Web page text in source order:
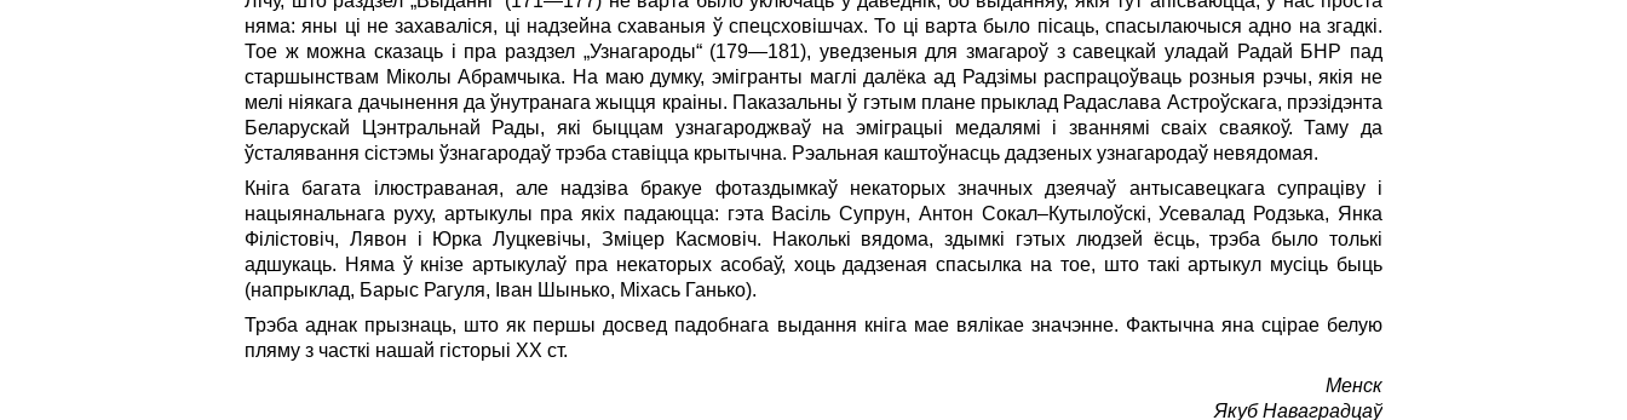
няма: яны ці не захаваліся, ці надзейна схаваныя ў спецсховішчах. То ці варта было пісаць, спасылаючыся адно на згадкі.
Тое ж можна сказаць і пра раздзел „Узнагароды“ (179—181), уведзеныя для змагароў з савецкай уладай Радай БНР пад
старшынствам Міколы Абрамчыка. На маю думку, эмігранты маглі далёка ад Радзімы распрацоўваць розныя рэчы, якія не
мелі ніякага дачынення да ўнутранага жыцця краіны. Паказальны ў гэтым плане прыклад Радаслава Астроўскага, прэзідэнта
Беларускай Цэнтральнай Рады, які быццам узнагароджваў на эміграцыі медалямі і званнямі сваіх сваякоў. Таму да
ўсталявання сістэмы ўзнагародаў трэба ставіцца крытычна. Рэальная каштоўнасць дадзеных узнагародаў невядомая.
Кніга багата ілюстраваная, але надзіва бракуе фотаздымкаў некаторых значных дзеячаў антысавецкага супраціву і
нацыянальнага руху, артыкулы пра якіх падаюцца: гэта Васіль Супрун, Антон Сокал–Кутылоўскі, Усевалад Родзька, Янка
Філістовіч, Лявон і Юрка Луцкевічы, Зміцер Касмовіч. Наколькі вядома, здымкі гэтых людзей ёсць, трэба было толькі
адшукаць. Няма ў кнізе артыкулаў пра некаторых асобаў, хоць дадзеная спасылка на тое, што такі артыкул мусіць быць
(напрыклад, Барыс Рагуля, Іван Шынько, Міхась Ганько).
Трэба аднак прызнаць, што як першы досвед падобнага выдання кніга мае вялікае значэнне. Фактычна яна сцірае белую
пляму з часткі нашай гісторыі ХХ ст.
Менск
Якуб Наваградцаў